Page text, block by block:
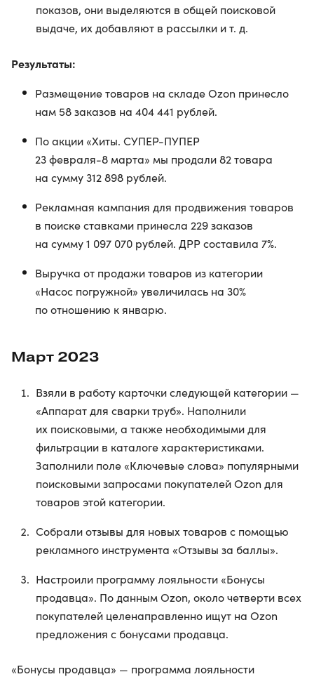
показов, они выделяются в общей поисковой
выдаче, их добавляют в рассылки и т. д.
Результаты:
Размещение товаров на складе Ozon принесло
нам 58 заказов на 404 441 рублей.
По акции «Хиты. СУПЕР-ПУПЕР
23 февраля-8 марта» мы продали 82 товара
на сумму 312 898 рублей.
Рекламная кампания для продвижения товаров
в поиске ставками принесла 229 заказов
на сумму 1 097 070 рублей. ДРР составила 7%.
Выручка от продажи товаров из категории
«Насос погружной» увеличилась на 30%
по отношению к январю.
Март 2023
Взяли в работу карточки следующей категории —
«Аппарат для сварки труб». Наполнили
их поисковыми, а также необходимыми для
фильтрации в каталоге характеристиками.
Заполнили поле «Ключевые слова» популярными
поисковыми запросами покупателей Ozon для
товаров этой категории.
Собрали отзывы для новых товаров с помощью
рекламного инструмента «Отзывы за баллы».
Настроили программу лояльности «Бонусы
продавца». По данным Ozon, около четверти всех
покупателей целенаправленно ищут на Ozon
предложения с бонусами продавца.
«Бонусы продавца» — программа лояльности